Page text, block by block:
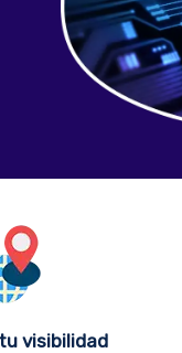
visibilidad